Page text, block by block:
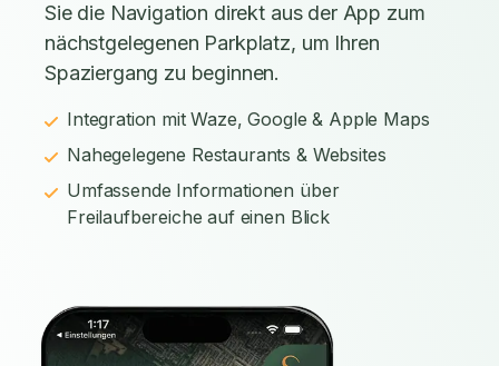
Sie die Navigation direkt aus der App zum
nächstgelegenen Parkplatz, um Ihren
Spaziergang zu beginnen.
Integration mit Waze, Google & Apple Maps
Nahegelegene Restaurants & Websites
Umfassende Informationen über
Freilaufbereiche auf einen Blick